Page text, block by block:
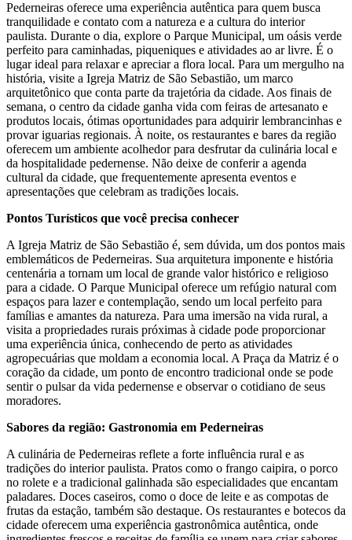
Pederneiras oferece uma experiência autêntica para quem busca
tranquilidade e contato com a natureza e a cultura do interior
paulista. Durante o dia, explore o Parque Municipal, um oásis verde
perfeito para caminhadas, piqueniques e atividades ao ar livre. É o
lugar ideal para relaxar e apreciar a flora local. Para um mergulho na
história, visite a Igreja Matriz de São Sebastião, um marco
arquitetônico que conta parte da trajetória da cidade. Aos finais de
semana, o centro da cidade ganha vida com feiras de artesanato e
produtos locais, ótimas oportunidades para adquirir lembrancinhas e
provar iguarias regionais. À noite, os restaurantes e bares da região
oferecem um ambiente acolhedor para desfrutar da culinária local e
da hospitalidade pedernense. Não deixe de conferir a agenda
cultural da cidade, que frequentemente apresenta eventos e
apresentações que celebram as tradições locais.
Pontos Turísticos que você precisa conhecer
A Igreja Matriz de São Sebastião é, sem dúvida, um dos pontos mais
emblemáticos de Pederneiras. Sua arquitetura imponente e história
centenária a tornam um local de grande valor histórico e religioso
para a cidade. O Parque Municipal oferece um refúgio natural com
espaços para lazer e contemplação, sendo um local perfeito para
famílias e amantes da natureza. Para uma imersão na vida rural, a
visita a propriedades rurais próximas à cidade pode proporcionar
uma experiência única, conhecendo de perto as atividades
agropecuárias que moldam a economia local. A Praça da Matriz é o
coração da cidade, um ponto de encontro tradicional onde se pode
sentir o pulsar da vida pedernense e observar o cotidiano de seus
moradores.
Sabores da região: Gastronomia em Pederneiras
A culinária de Pederneiras reflete a forte influência rural e as
tradições do interior paulista. Pratos como o frango caipira, o porco
no rolete e a tradicional galinhada são especialidades que encantam
paladares. Doces caseiros, como o doce de leite e as compotas de
frutas da estação, também são destaque. Os restaurantes e botecos da
cidade oferecem uma experiência gastronômica autêntica, onde